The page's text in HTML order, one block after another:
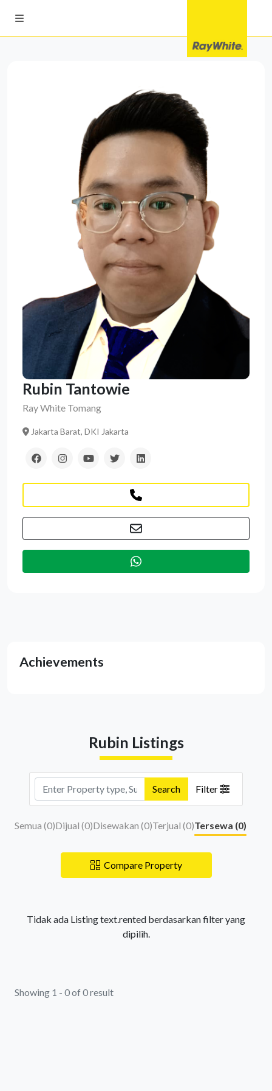
Rubin Tantowie
Ray White Tomang
Jakarta Barat, DKI Jakarta
Achievements
Rubin Listings
Search Filter
Semua (0)Dijual (0)Disewakan (0)Terjual (0)Tersewa (0)
Compare Property
Tidak ada Listing text.rented berdasarkan filter yang
dipilih.
Showing 1 - 0 of 0 result